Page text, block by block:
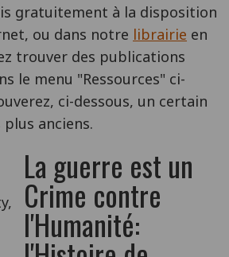
gratuitement à la disposition
ou dans notre librairie en
trouver des publications
le menu "Ressources" ci-
ci-dessous, un certain
anciens.
La guerre est un
Crime contre
l'Humanité: